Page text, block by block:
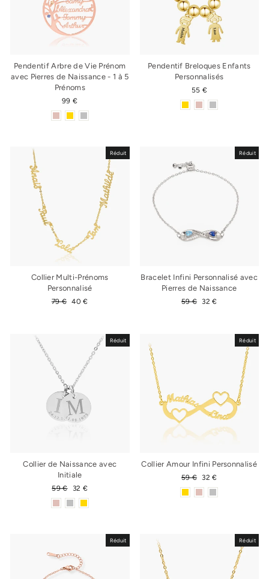
Pendentif Arbre de Vie Prénom
avec Pierres de Naissance - 1 à 5
Prénoms
99 €
Pendentif Breloques Enfants
Personnalisés
55 €
Réduit
Collier Multi-Prénoms
Personnalisé
Prix
79 €
Prix
40 €
Réduit
Bracelet Infini Personnalisé avec
Pierres de Naissance
Prix
59 €
Prix
32 €
Réduit
Collier de Naissance avec
Initiale
Prix
régulier
59 €
Prix
réduit
32 €
Réduit
Collier Amour Infini Personnalisé
Prix
régulier
59 €
Prix
réduit
32 €
Réduit Réduit